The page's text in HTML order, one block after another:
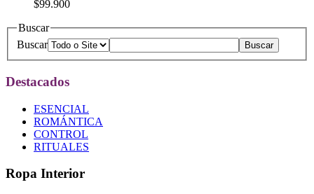
$99.900
Buscar
Buscar
Destacados
ESENCIAL
ROMÁNTICA
CONTROL
RITUALES
Ropa Interior